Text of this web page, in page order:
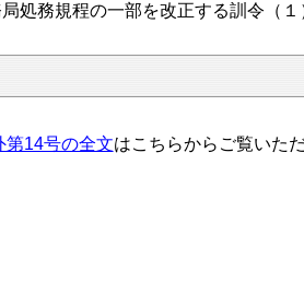
処務規程の一部を改正する訓令（１
第14号の全文はこちらからご覧いた